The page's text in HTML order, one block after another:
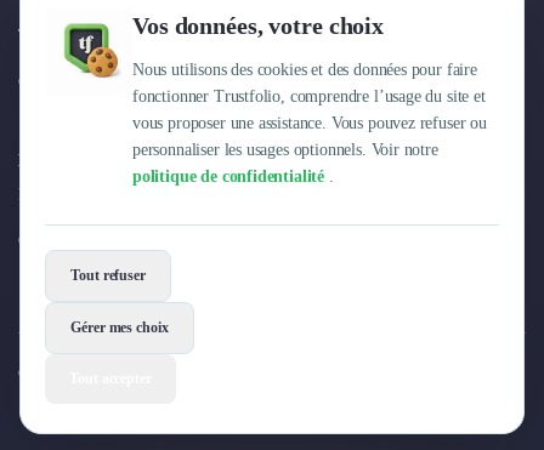
Vos données, votre choix
Nous utilisons des cookies et des données pour faire
fonctionner Trustfolio, comprendre l’usage du site et
vous proposer une assistance. Vous pouvez refuser ou
personnaliser les usages optionnels. Voir notre
politique de confidentialité .
Tout refuser
Gérer mes choix
Tarifs
Centre d'aide
Entreprise
Pourquoi Trustfolio ?
Offres d'emploi
© 2026 Trustfolio. Tous droits réservés.